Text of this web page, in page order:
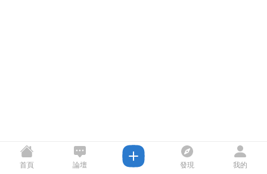
首頁 論壇 發現 我的